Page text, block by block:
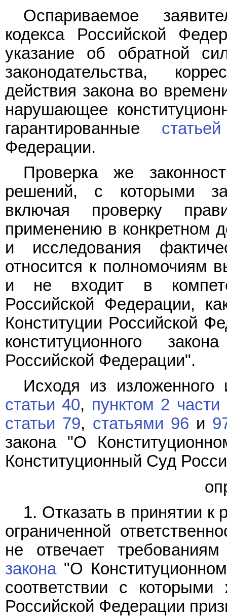
Оспариваемое
кодекса Российской
указание об обратной
законодательства,
действия закона во
нарушающее
гарантированные
Федерации.
Проверка же
решений, с которыми
включая проверку
применению в конкретном
и исследования
относится к полномочиям
и не входит в
Российской Федерации,
Конституции Российской
конституционного
Российской Федерации".
Исходя из изложенного
статьи 40, пунктом 2
статьи 79, статьями 96 и
закона "О
Конституционный Суд
1. Отказать в принятии
ограниченной
не отвечает требованиям
закона"О
соответствии с
Российской Федерации